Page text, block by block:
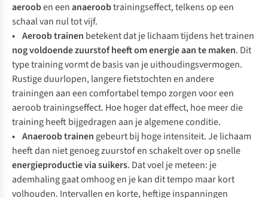
aerooben eenanaeroobtrainingseffect, telkens op een
schaal van nul tot vijf.
• Aeroob trainen betekent dat je lichaam tijdens het trainen
nog voldoende zuurstof heeft om energie aan te maken. Dit
type training vormt de basis van je uithoudingsvermogen.
Rustige duurlopen, langere fietstochten en andere
trainingen aan een comfortabel tempo zorgen voor een
aeroob trainingseffect. Hoe hoger dat effect, hoe meer die
training heeft bijgedragen aan je algemene conditie.
• Anaeroob trainen gebeurt bij hoge intensiteit. Je lichaam
heeft dan niet genoeg zuurstof en schakelt over op snelle
energieproductie via suikers. Dat voel je meteen: je
ademhaling gaat omhoog en je kan dit tempo maar kort
volhouden. Intervallen en korte, heftige inspanningen